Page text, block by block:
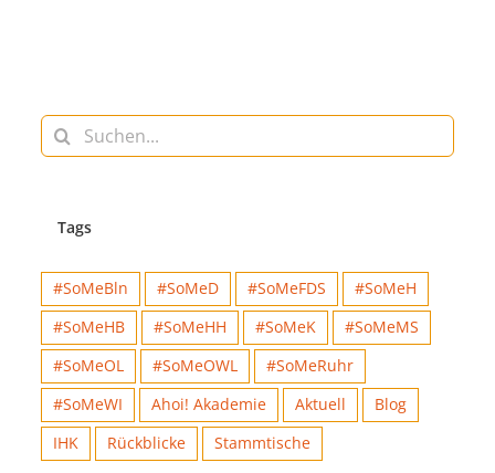
Suche
nach:
Tags
#SoMeBln #SoMeD #SoMeFDS
#SoMeH
#SoMeHB
#SoMeHH #SoMeK
#SoMeMS
#SoMeOL
#SoMeOWL
#SoMeRuhr
#SoMeWI
Ahoi! Akademie Aktuell
Blog
IHK
Rückblicke Stammtische